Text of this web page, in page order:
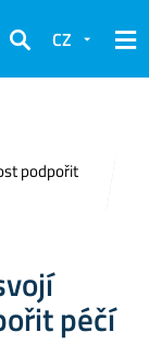
Hledat
CZ
podpořit
péčí